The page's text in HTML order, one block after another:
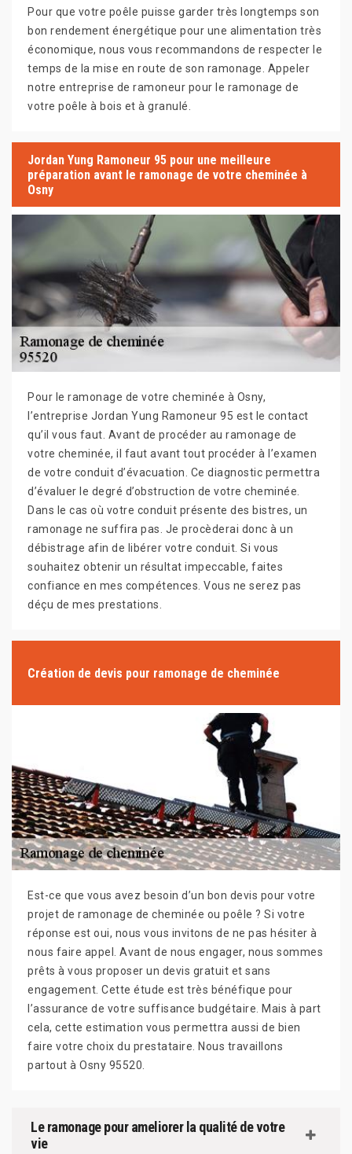
Pour que votre poêle puisse garder très longtemps son
bon rendement énergétique pour une alimentation très
économique, nous vous recommandons de respecter le
temps de la mise en route de son ramonage. Appeler
notre entreprise de ramoneur pour le ramonage de
votre poêle à bois et à granulé.
Jordan Yung Ramoneur 95 pour une meilleure
préparation avant le ramonage de votre cheminée à
Osny
Pour le ramonage de votre cheminée à Osny,
l’entreprise Jordan Yung Ramoneur 95 est le contact
qu’il vous faut. Avant de procéder au ramonage de
votre cheminée, il faut avant tout procéder à l’examen
de votre conduit d’évacuation. Ce diagnostic permettra
d’évaluer le degré d’obstruction de votre cheminée.
Dans le cas où votre conduit présente des bistres, un
ramonage ne suffira pas. Je procèderai donc à un
débistrage afin de libérer votre conduit. Si vous
souhaitez obtenir un résultat impeccable, faites
confiance en mes compétences. Vous ne serez pas
déçu de mes prestations.
Création de devis pour ramonage de cheminée
Est-ce que vous avez besoin d’un bon devis pour votre
projet de ramonage de cheminée ou poêle ? Si votre
réponse est oui, nous vous invitons de ne pas hésiter à
nous faire appel. Avant de nous engager, nous sommes
prêts à vous proposer un devis gratuit et sans
engagement. Cette étude est très bénéfique pour
l’assurance de votre suffisance budgétaire. Mais à part
cela, cette estimation vous permettra aussi de bien
faire votre choix du prestataire. Nous travaillons
partout à Osny 95520.
Le ramonage pour ameliorer la qualité de votre
vie